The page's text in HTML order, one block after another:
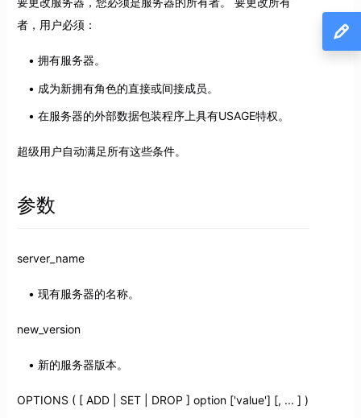
者，用户必须：
拥有服务器。
成为新拥有角色的直接或间接成员。
在服务器的外部数据包装程序上具有USAGE特权。
超级用户自动满足所有这些条件。
参数
server_name
现有服务器的名称。
new_version
新的服务器版本。
OPTIONS ( [ ADD | SET | DROP ] option ['value'] [, ... ] )